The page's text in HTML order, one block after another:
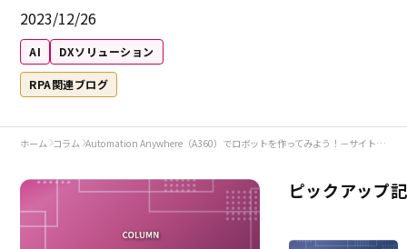
2023/12/26
AI DXソリューション
RPA関連ブログ
ホーム コラム Automation Anywhere（A360）でロボットを作ってみよう！－サイトへのアクセスを安定化させる方法
ピックアップ